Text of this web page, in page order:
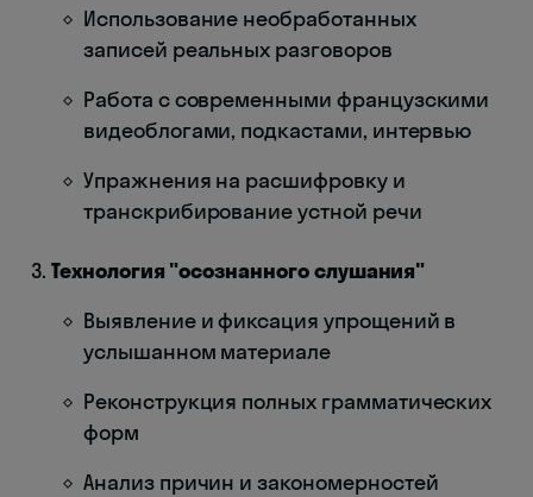
Использование необработанных
записей реальных разговоров
Работа с современными французскими
видеоблогами, подкастами, интервью
Упражнения на расшифровку и
транскрибирование устной речи
Технология "осознанного слушания"
Выявление и фиксация упрощений в
услышанном материале
Реконструкция полных грамматических
форм
Анализ причин и закономерностей